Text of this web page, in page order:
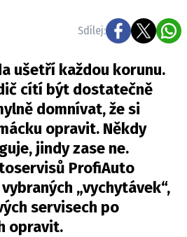
ZE SVĚTA EV
ELEKTROMOBILŮ
RALLY
OSTATNÍ
TISKOVKY
ROZHOVORY
DAKAR
Z DOMOVA
ZE SVĚTA
Sdílej:
ušetří každou korunu.
cítí být dostatečně
domnívat, že si
opravit. Někdy
jindy zase ne.
ProfiAuto
„vychytávek“,
servisech po
opravit.